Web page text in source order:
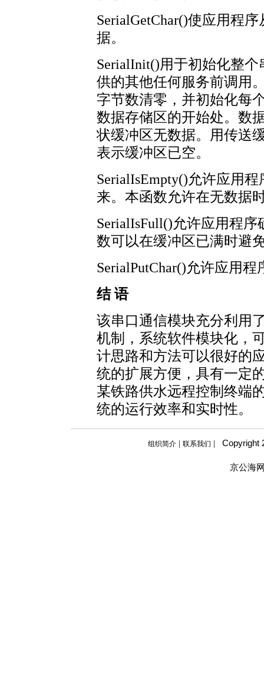
SerialGetChar()使应用程
据。
SerialInit()用于初始化整
供的其他任何服务前调用
字节数清零，并初始化每
数据存储区的开始处。数
状缓冲区无数据。用传送
表示缓冲区已空。
SerialIsEmpty()允许应用
来。本函数允许在无数据
SerialIsFull()允许应用程
数可以在缓冲区已满时避
SerialPutChar()允许应用
结 语
该串口通信模块充分利用
机制，系统软件模块化，
计思路和方法可以很好的
统的扩展方便，具有一定
某铁路供水远程控制终端
统的运行效率和实时性。
组织简介 | 联系我们 | Copyright
京公海